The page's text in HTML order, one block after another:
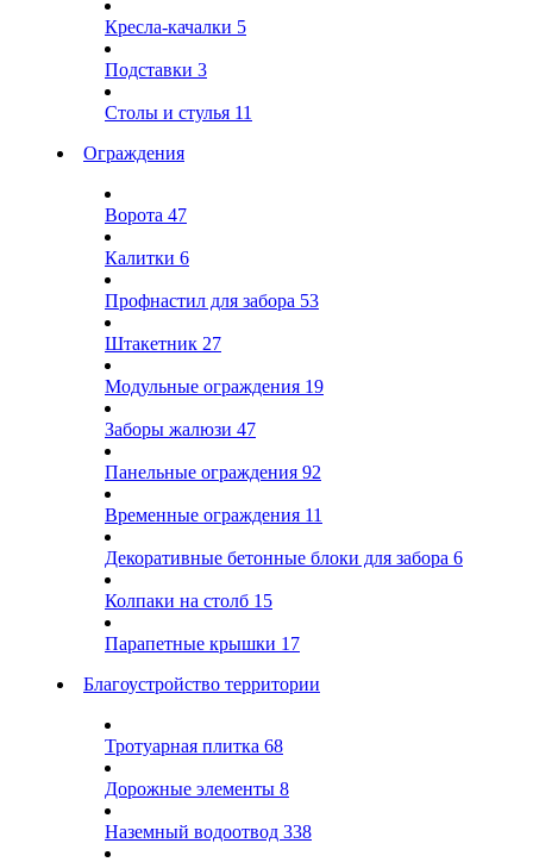
Кресла-качалки 5
Подставки 3
Столы и стулья 11
Ограждения
Ворота 47
Калитки 6
Профнастил для забора 53
Штакетник 27
Модульные ограждения 19
Заборы жалюзи 47
Панельные ограждения 92
Временные ограждения 11
Декоративные бетонные блоки для забора 6
Колпаки на столб 15
Парапетные крышки 17
Благоустройство территории
Тротуарная плитка 68
Дорожные элементы 8
Наземный водоотвод 338